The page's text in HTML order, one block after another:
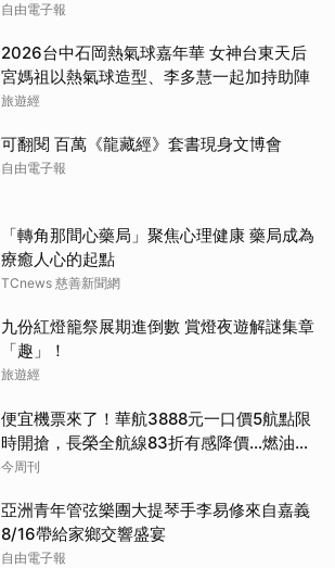
自由電子報
2026台中石岡熱氣球嘉年華 女神台東天后
宮媽祖以熱氣球造型、李多慧一起加持助陣
旅遊經
可翻閱 百萬《龍藏經》套書現身文博會
自由電子報
「轉角那間心藥局」聚焦心理健康 藥局成為
療癒人心的起點
TCnews 慈善新聞網
九份紅燈籠祭展期進倒數 賞燈夜遊解謎集章
「趣」！
旅遊經
便宜機票來了！華航3888元一口價5航點限
時開搶，長榮全航線83折有感降價…燃油稅
8/9調漲早買早省
今周刊
亞洲青年管弦樂團大提琴手李易修來自嘉義
8/16帶給家鄉交響盛宴
自由電子報